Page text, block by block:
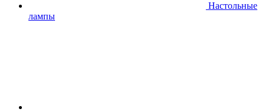
Настольные
лампы